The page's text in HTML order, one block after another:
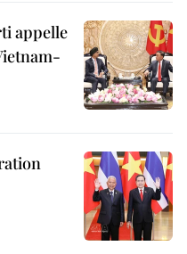
appelle